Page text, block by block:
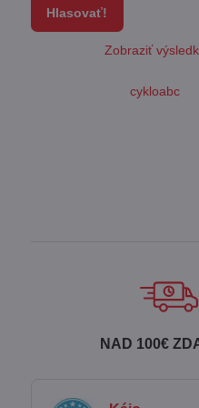
Hlasovať!
Zobraziť
cykloabc
NAD 100€